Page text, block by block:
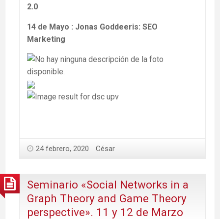
2.0
14 de Mayo : Jonas Goddeeris: SEO
Marketing
24 febrero, 2020 César
Seminario «Social Networks in a
Graph Theory and Game Theory
perspective». 11 y 12 de Marzo